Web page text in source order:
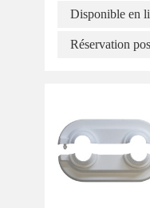
Disponible en
Réservation